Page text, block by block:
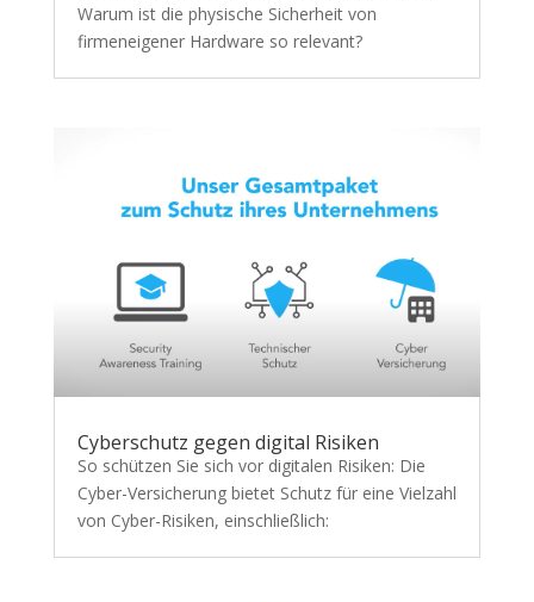
Warum ist die physische Sicherheit von
firmeneigener Hardware so relevant?
Cyberschutz gegen digital Risiken
So schützen Sie sich vor digitalen Risiken: Die
Cyber-Versicherung bietet Schutz für eine Vielzahl
von Cyber-Risiken, einschließlich: